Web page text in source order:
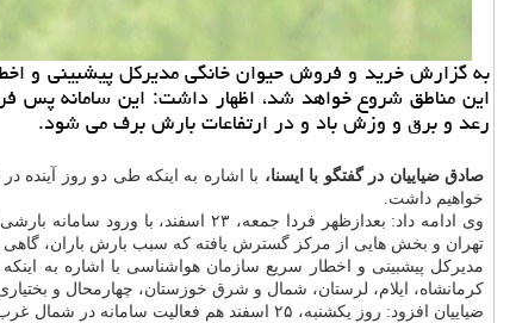
این مناطق شروع خواهد شد، اظهار داشت: این سامانه پس
رعد و برق و وزش باد و در ارتفاعات بارش برف می شود.
صادق ضیاییان در گفتگو با ایسنا، با اشاره به اینكه طی دو روز
خواهیم داشت.
وی ادامه داد: بعدازظهر فردا جمعه، ۲۳ اسفند، با ورود سامانه بارشی از غرب و شمال غرب كشور،
تهران و بخش هایی از مركز گسترش یافته كه سبب بارش باران،
مدیركل پیشبینی و اخطار سریع سازمان هواشناسی با اشاره به
كرمانشاه، ایلام، لرستان، شمال و شرق خوزستان، چهارمحال و
ضیاییان افزود: روز یكشنبه، ۲۵ اسفند